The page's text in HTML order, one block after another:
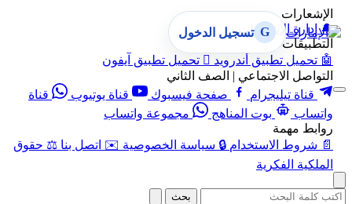
الإشعارات
🔔 إدارة الإشعارات
التطبيقات
🤖 تحميل تطبيق أندرويد  تحميل تطبيق آيفون
التواصل الاجتماعي | الصف الثاني
قناة تيليجرام
صفحة فيسبوك قناة يوتيوب
قناة
واتساب
بوت المناهج
مجموعة واتساب
روابط مهمة
📄 شروط الاستخدام 🔒 سياسة الخصوصية ✉️ اتصل بنا ⚖️ حقوق
الملكية الفكرية
G تسجيل الدخول
بحث